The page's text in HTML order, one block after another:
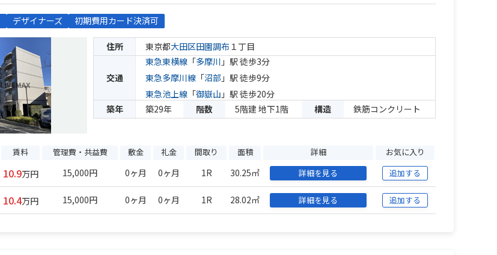
デザイナーズ 初期費用カード決済可
住所 東京都大田区田園調布１丁目
交通
東急東横線 「多摩川 」駅 徒歩3分
東急多摩川線 「沼部 」駅 徒歩9分
東急池上線 「御嶽山 」駅 徒歩20分
築年
築29年 階数 5階建 地下1階 構造 鉄筋コンクリート
賃料 管理費・共益費 敷金 礼金 間取り 面積 詳細 お気に入り
10.9万円 15,000円 0ヶ月 0ヶ月 1R 30.25㎡ 詳細を見る 追加する
10.4万円 15,000円 0ヶ月 0ヶ月 1R 28.02㎡ 詳細を見る 追加する